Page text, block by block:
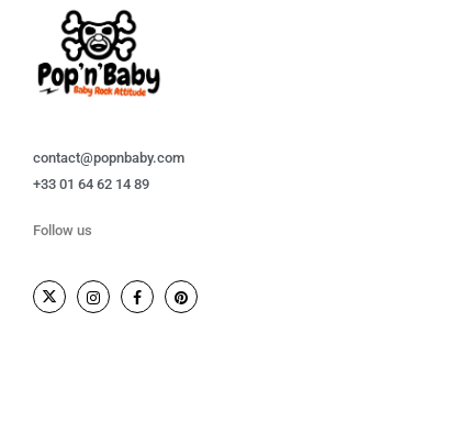
contact@popnbaby.com
+33 01 64 62 14 89
Follow us